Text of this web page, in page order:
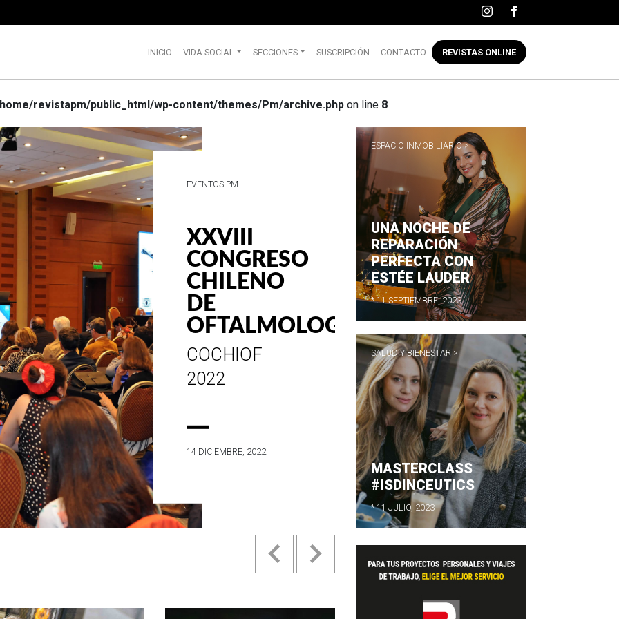
INICIO VIDA SOCIAL SECCIONES SUSCRIPCIÓN CONTACTO REVISTAS ONLINE
revistapm/public_html/wp-content/themes/Pm/archive.php on line 8
VIDA SOCIAL
WRANGLER
CELEBRA
SUS 75
AÑOS DE
ESTILO E
HISTORIA
EN SU MES DE
Previous Next
ESPACIO INMOBILIARIO >
UNA NOCHE DE
REPARACIÓN
PERFECTA CON
ESTÉE LAUDER
* 11 SEPTIEMBRE, 2023
SALUD Y BIENESTAR >
MASTERCLASS
#ISDINCEUTICS
* 11 JULIO, 2023